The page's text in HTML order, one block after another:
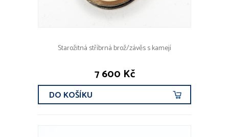
Starožitná stříbrná brož/závěs s kamejí
7 600 Kč
DO KOŠÍKU